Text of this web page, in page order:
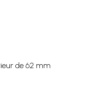
de 62 mm